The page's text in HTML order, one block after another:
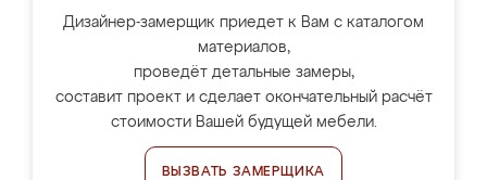
Дизайнер-замерщик приедет к Вам с каталогом
материалов,
проведёт детальные замеры,
составит проект и сделает окончательный расчёт
стоимости Вашей будущей мебели.
ВЫЗВАТЬ ЗАМЕРЩИКА